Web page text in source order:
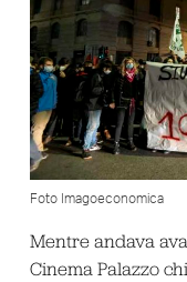
Foto Imagoeconomica
Mentre andava
Cinema Palazzo